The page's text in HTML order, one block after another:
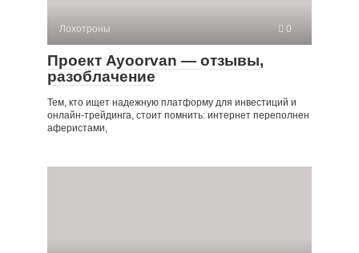
Лохотроны 0
Проект Ayoorvan — отзывы,
разоблачение
Тем, кто ищет надежную платформу для инвестиций и
онлайн-трейдинга, стоит помнить: интернет переполнен
аферистами,